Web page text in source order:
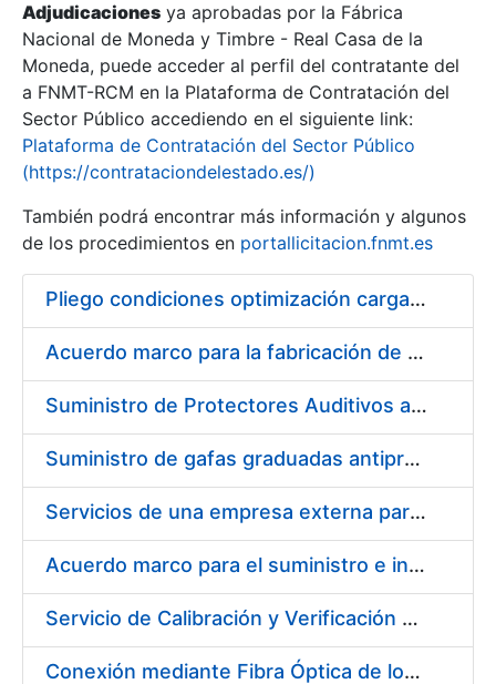
Mostrar/Ocultar
Mostrar/Ocultar
Adjudicaciones ya aprobadas por la Fábrica
Nacional de Moneda y Timbre - Real Casa de la
Moneda, puede acceder al perfil del contratante del
a FNMT-RCM en la Plataforma de Contratación del
Sector Público accediendo en el siguiente link:
Plataforma de Contratación del Sector Público
(https://contrataciondelestado.es/)
También podrá encontrar más información y algunos
de los procedimientos en portallicitacion.fnmt.es
Pliego condiciones optimización cargas compras firmado
Acuerdo marco para la fabricación de piezas
Suministro de Protectores Auditivos a medida para las personas trabajadoras de los Centros de Trabajo de Madrid y Burgos
Suministro de gafas graduadas antiproyecciones para los trabajadores de la FNMT-RCM en los centros de trabajo de Madrid y Burgos
Servicios de una empresa externa para el asesoramiento y resolución de los recursos de alzada que se presentan relacionados con procesos de selección para la FNMT-RCM
Acuerdo marco para el suministro e instalación de persianas, estores y otros complementos
Servicio de Calibración y Verificación Externa de los Equipos de Medición del Servicio de Prevención de la FNMT-RCM
Conexión mediante Fibra Óptica de los Centros de Proceso de Datos (CPDs) de las sedes de la FNMT-RCM de Burgos y Madrid